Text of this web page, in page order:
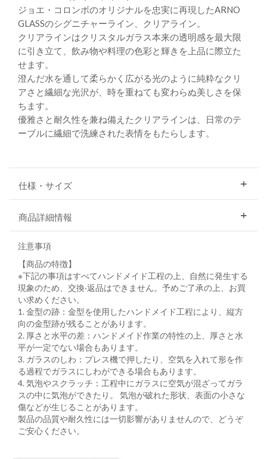
ジョエ・コロンボのオリジナルを忠実に再現したARNO
GLASSのシグニチャーライン、クリアライン。
クリアラインはクリスタルガラス本来の透明感を最大限
に引き立て、飲み物や料理の色彩と輝きを上品に際立た
せます。
澄んだ水を通して柔らかく広がる光のように純粋なクリ
アさと繊細な光沢が、時を重ねても変わらぬ美しさを保
ちます。
優雅さと耐久性を兼ね備えたクリアラインは、日常のテ
ーブルに繊細で洗練された表情をもたらします。
仕様・サイズ
商品詳細情報
注意事項
【商品の特徴】
※下記の事項はすべてハンドメイド⼯程の上、⾃然に発⽣する
現象のため、交換‧返品はできません。予めご了承の上、お買
い求めください。
1. ⾦型の跡：⾦型を使⽤したハンドメイド⼯程により、縦⽅
向の⾦型跡が残ることがあります。
2. 厚さと⽔平の差：ハンドメイド作業の特性の上、厚さと⽔
平が⼀定でない場合もあります。
3. ガラスのしわ：プレス機で押したり、空気を⼊れて形を作
る過程でガラスにしわができる場合もあります。
4. 気泡やスクラッチ：⼯程中にガラスに空気が混ざってガラ
スの中に気泡ができたり。 気泡が破れた形状、表⾯の⼩さな
傷などが⽣じることがあります。
製品の品質や耐久性には一切影響がありませんので、どうぞ
ご安心ください。